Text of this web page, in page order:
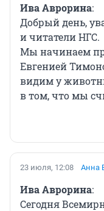
Ива Аврорина:
Добрый день,
и читатели НГС.
Мы начинаем
Евгенией
видим у
в том, что мы
23 июля, 12:08 Анна
Ива Аврорина:
Сегодня